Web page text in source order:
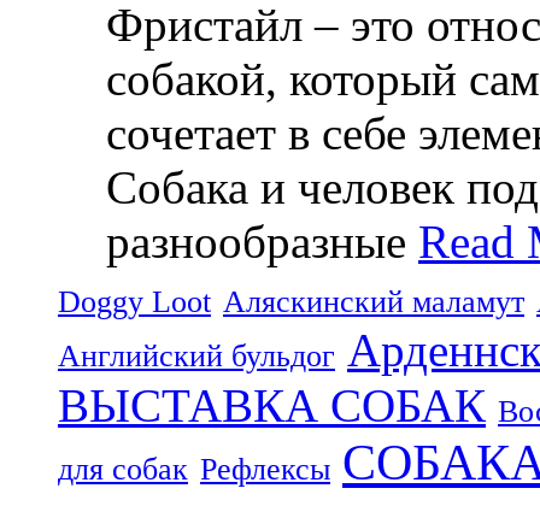
Фристайл – это
собакой, который
сочетает в себе
Собака и человек
разнообразные Read
Doggy Loot Аляскинский маламут
Английский бульдог
ВЫСТАВКА СОБАК
для собак Рефлексы